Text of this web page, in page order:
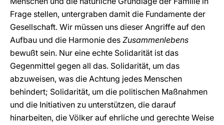
Frage stellen, untergraben damit die Fundamente der
Gesellschaft. Wir müssen uns dieser Angriffe auf den
Aufbau und die Harmonie des Zusammenlebens
bewußt sein. Nur eine echte Solidarität ist das
Gegenmittel gegen all das. Solidarität, um das
abzuweisen, was die Achtung jedes Menschen
behindert; Solidarität, um die politischen Maßnahmen
und die Initiativen zu unterstützen, die darauf
hinarbeiten, die Völker auf ehrliche und gerechte Weise